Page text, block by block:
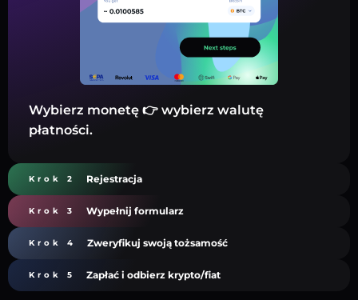
Wybierz monetę 👉 wybierz walutę
płatności.
Krok 2 Rejestracja
Krok 3 Wypełnij formularz
Krok 4 Zweryfikuj swoją tożsamość
Krok 5 Zapłać i odbierz krypto/fiat